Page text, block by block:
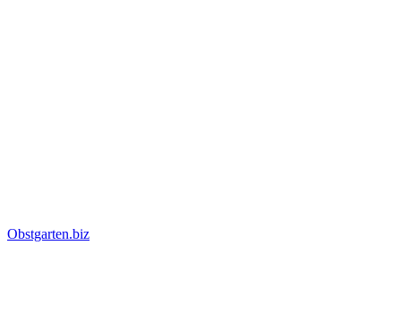
Obstgarten.biz